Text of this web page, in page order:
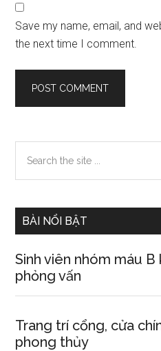
Save my name, email, and
the next time I comment.
Primary
Sidebar
the
BÀI NỔI BẬT
Sinh viên nhóm máu B
phỏng vấn
Trang trí cổng, cửa
phong thủy